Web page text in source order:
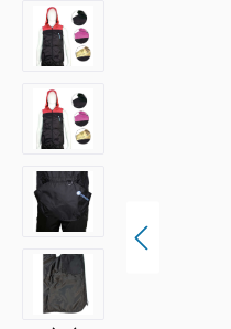
Bildergalerie überspringen